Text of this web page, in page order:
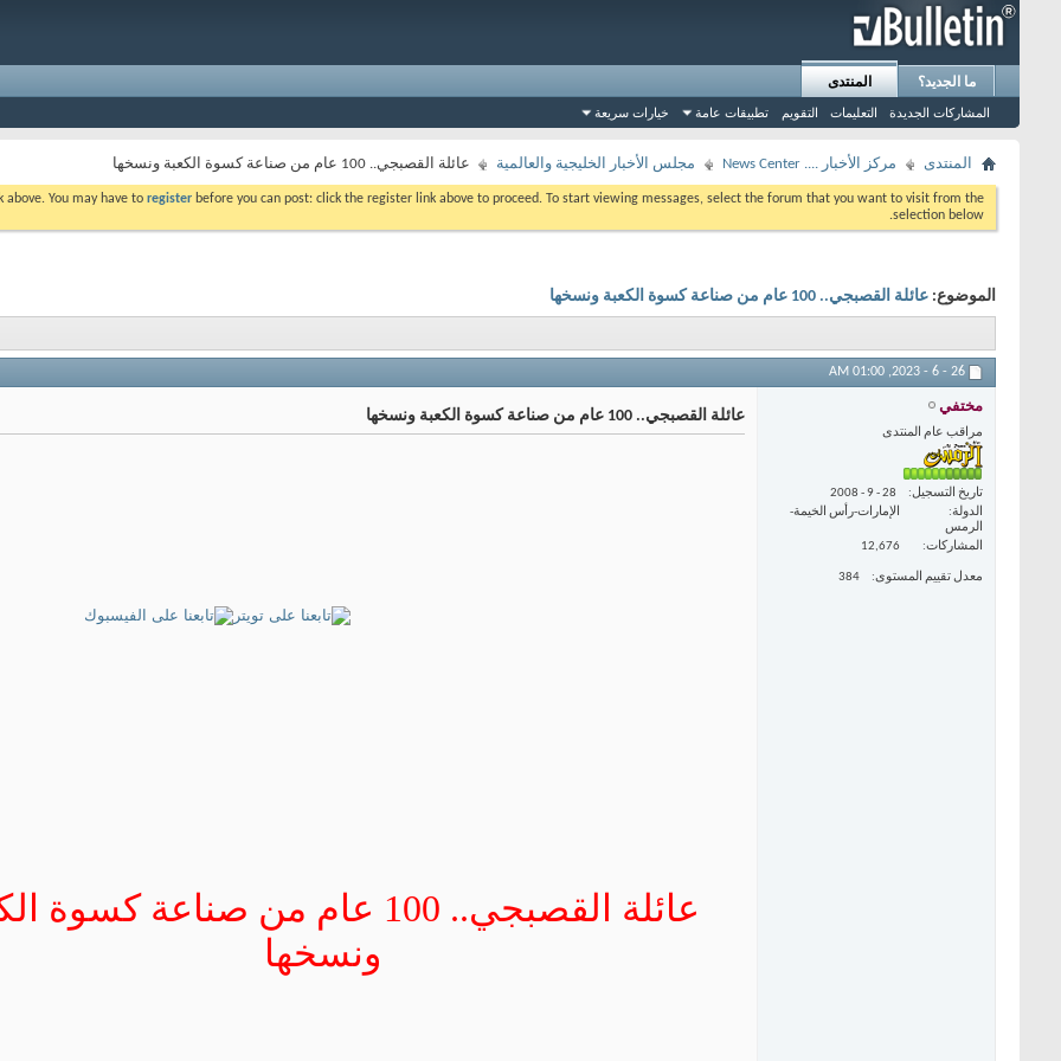
ما الجديد؟ المنتدى
المشاركات الجديدة التعليمات التقويم تطبيقات عامة خيارات سريعة
المنتدى مركز الأخبار .... News Center مجلس الأخبار الخليجية والعالمية عائلة القصبجي.. 100 عام من صناعة كسوة الكعبة ونسخها
above. You may have to register before you can post: click the register link above to proceed. To start viewing messages, select the forum that you want to visit from the
selection below.
الموضوع: عائلة القصبجي.. 100 عام من صناعة كسوة الكعبة ونسخها
26 - 6 - 2023,
01:00 AM
مختفي
مراقب عام المنتدى
تاريخ التسجيل
28 - 9 - 2008
الدولة
الإمارات-رأس الخيمة-
الرمس
المشاركات
12,676
معدل تقييم المستوى 384
عائلة القصبجي.. 100 عام من صناعة كسوة الكعبة ونسخها
عائلة القصبجي.. 100 عام من صناعة كسوة
ونسخها